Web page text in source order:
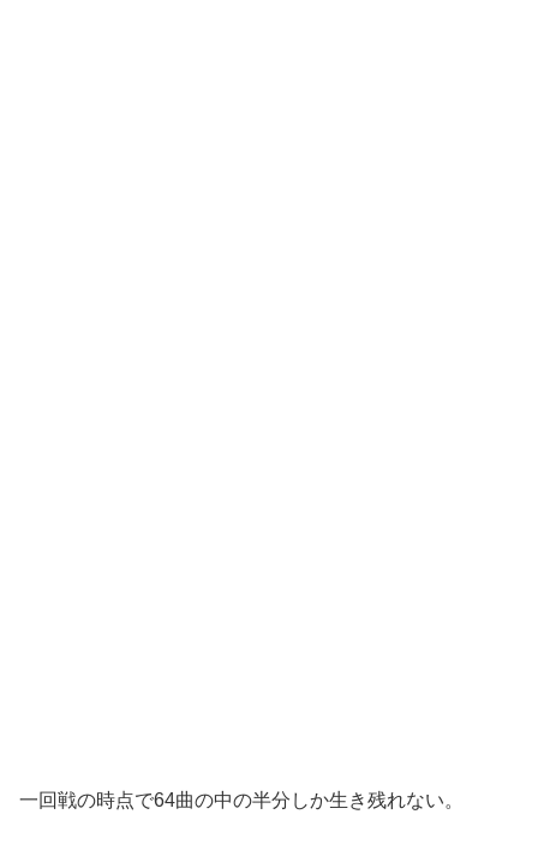
一回戦の時点で64曲の中の半分しか生き残れない。